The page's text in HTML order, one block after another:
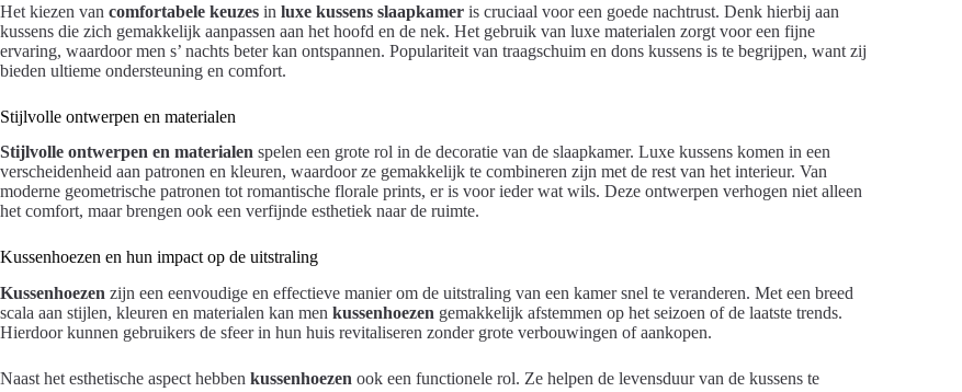
Het kiezen van comfortabele keuzes in luxe kussens slaapkamer is cruciaal voor een goede nachtrust. Denk hierbij aan
kussens die zich gemakkelijk aanpassen aan het hoofd en de nek. Het gebruik van luxe materialen zorgt voor een fijne
ervaring, waardoor men s’ nachts beter kan ontspannen. Populariteit van traagschuim en dons kussens is te begrijpen, want zij
bieden ultieme ondersteuning en comfort.
Stijlvolle ontwerpen en materialen
Stijlvolle ontwerpen en materialen spelen een grote rol in de decoratie van de slaapkamer. Luxe kussens komen in een
verscheidenheid aan patronen en kleuren, waardoor ze gemakkelijk te combineren zijn met de rest van het interieur. Van
moderne geometrische patronen tot romantische florale prints, er is voor ieder wat wils. Deze ontwerpen verhogen niet alleen
het comfort, maar brengen ook een verfijnde esthetiek naar de ruimte.
Kussenhoezen en hun impact op de uitstraling
Kussenhoezen zijn een eenvoudige en effectieve manier om de uitstraling van een kamer snel te veranderen. Met een breed
scala aan stijlen, kleuren en materialen kan men kussenhoezen gemakkelijk afstemmen op het seizoen of de laatste trends.
Hierdoor kunnen gebruikers de sfeer in hun huis revitaliseren zonder grote verbouwingen of aankopen.
Naast het esthetische aspect hebben kussenhoezen ook een functionele rol. Ze helpen de levensduur van de kussens te